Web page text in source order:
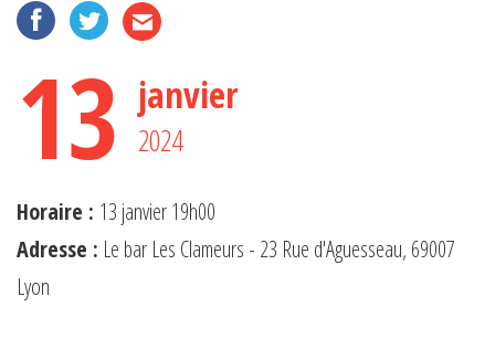
13 janvier
2024
Horaire : 13 janvier 19h00
Adresse : Le bar Les Clameurs - 23 Rue d'Aguesseau, 69007
Lyon